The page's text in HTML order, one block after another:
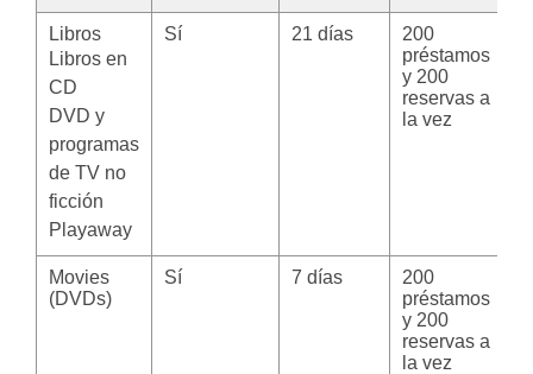
Libros
Libros en
CD
DVD y
programas
de TV no
ficción
Playaway
Sí 21 días
200
préstamos
y 200
reservas a
la vez
Movies
(DVDs)
Sí 7 días
200
préstamos
y 200
reservas a
la vez